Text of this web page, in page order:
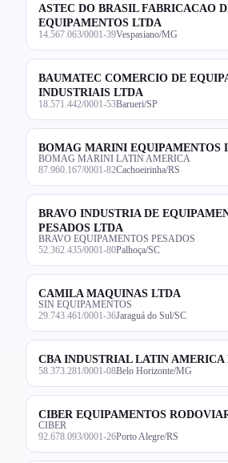
ASTEC DO BRASIL FABRICACAO
EQUIPAMENTOS LTDA
14.567.063/0001-39Vespasiano/MG
BAUMATEC COMERCIO DE
INDUSTRIAIS LTDA
18.571.442/0001-53Barueri/SP
BOMAG MARINI EQUIPAMENTOS
BOMAG MARINI LATIN AMERICA
87.960.167/0001-82Cachoeirinha/RS
BRAVO INDUSTRIA DE
PESADOS LTDA
BRAVO EQUIPAMENTOS PESADOS
52.362.435/0001-80Palhoça/SC
CAMILA MAQUINAS LTDA
SIN EQUIPAMENTOS
29.743.461/0001-36Jaraguá do Sul/SC
CBA INDUSTRIAL LATIN AMERICA
58.373.281/0001-08Belo Horizonte/MG
CIBER EQUIPAMENTOS
CIBER
92.678.093/0001-26Porto Alegre/RS